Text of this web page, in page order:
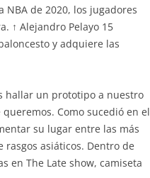
de 2020, los jugadores
↑ Alejandro Pelayo 15
y adquiere las
hallar un prototipo a nuestro
Como sucedió en el
su lugar entre las más
asiáticos. Dentro de
en The Late show, camiseta